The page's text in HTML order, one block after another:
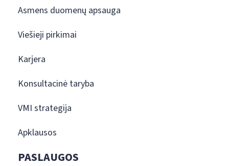
Asmens duomenų apsauga
Viešieji pirkimai
Karjera
Konsultacinė taryba
VMI strategija
Apklausos
PASLAUGOS